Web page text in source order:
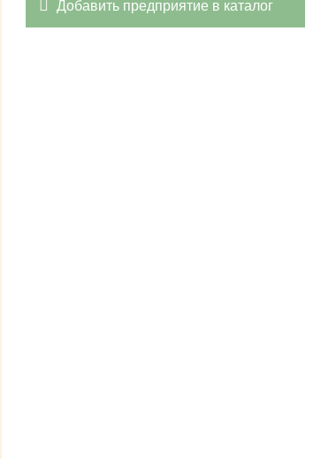
Добавить предприятие в каталог